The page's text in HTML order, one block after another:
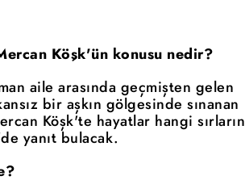
Köşk'ün konusu nedir?
aile arasında geçmişten gelen
bir aşkın gölgesinde sınanan
Köşk'te hayatlar hangi sırların
yanıt bulacak.